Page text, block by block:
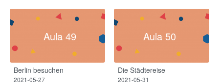
Aula 49
Berlin besuchen
2021-05-27
Aula 50
Die Städtereise
2021-05-31